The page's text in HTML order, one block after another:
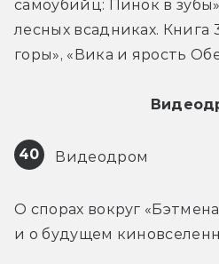
самоубийц: Пинок в
лесных всадниках. Книга
горы», «Вика и ярость
40 Видеодром
О спорах вокруг
и о будущем